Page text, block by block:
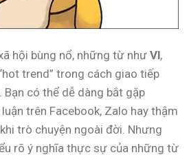
hội bùng nổ, những từ như Vl,
trend” trong cách giao tiếp
có thể dễ dàng bắt gặp
trên Facebook, Zalo hay thậm
trò chuyện ngoài đời. Nhưng
rõ ý nghĩa thực sự của những từ